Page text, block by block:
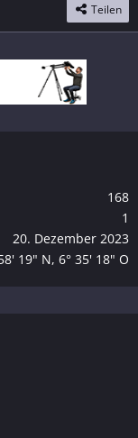
Teilen
168
1
20. Dezember 2023
19" N, 6° 35' 18" O